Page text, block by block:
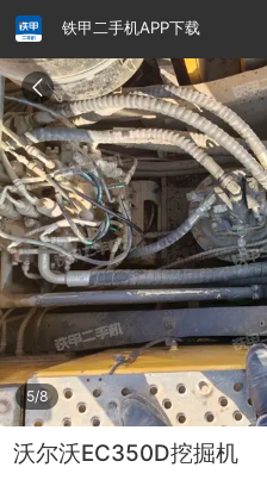
铁甲二手机APP下载
5/8
沃尔沃EC350D挖掘机
请输入手机号
提
交
即
表
示
您
同
意
《隐
私
政
策》
铁甲龙总部 4000099032